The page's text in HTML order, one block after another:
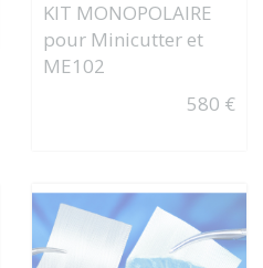
KIT MONOPOLAIRE
pour Minicutter et
ME102
580 €